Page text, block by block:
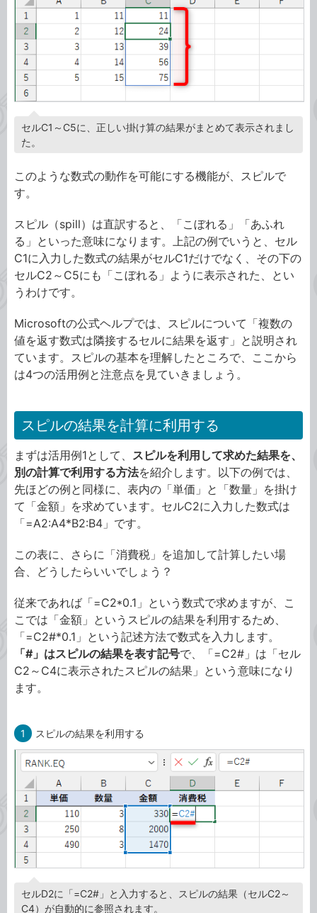
セルC1～C5に、正しい掛け算の結果がまとめて表示されまし
た。
このような数式の動作を可能にする機能が、スピルで
す。
スピル（spill）は直訳すると、「こぼれる」「あふれ
る」といった意味になります。上記の例でいうと、セル
C1に入力した数式の結果がセルC1だけでなく、その下の
セルC2～C5にも「こぼれる」ように表示された、とい
うわけです。
Microsoftの公式ヘルプでは、スピルについて「複数の
値を返す数式は隣接するセルに結果を返す」と説明され
ています。スピルの基本を理解したところで、ここから
は4つの活用例と注意点を見ていきましょう。
スピルの結果を計算に利用する
まずは活用例1として、 スピルを利用して求めた結果を、
別の計算で利用する方法を紹介します。以下の例では、
先ほどの例と同様に、表内の「単価」と「数量」を掛け
て「金額」を求めています。セルC2に入力した数式は
「=A2:A4*B2:B4」です。
この表に、さらに「消費税」を追加して計算したい場
合、どうしたらいいでしょう？
従来であれば「=C2*0.1」という数式で求めますが、こ
こでは「金額」というスピルの結果を利用するため、
「=C2#*0.1」という記述方法で数式を入力します。
「#」はスピルの結果を表す記号で、「=C2#」は「セル
C2～C4に表示されたスピルの結果」という意味になり
ます。
1 スピルの結果を利用する
セルD2に「=C2#」と入力すると、スピルの結果（セルC2～
C4）が自動的に参照されます。